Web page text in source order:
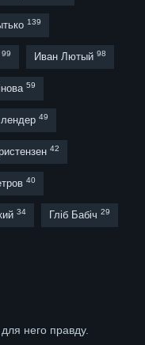
139
99 Иван Лютый 98
59
49
42
40
34 Гліб Бабіч 29
него правду.